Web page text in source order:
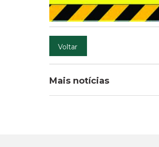
Voltar
Mais notícias